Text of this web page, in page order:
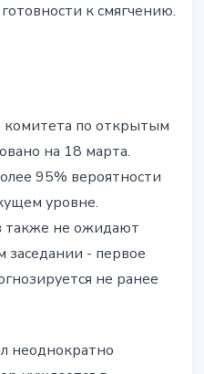
к смягчению.
комитета по открытым
на 18 марта.
95% вероятности
уровне.
также не ожидают
заседании - первое
не ранее
неоднократно